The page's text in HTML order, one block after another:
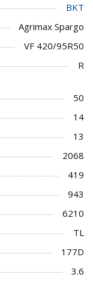
BKT
Agrimax Spargo
VF 420/95R50
R
50
14
13
2068
419
943
6210
TL
177D
3.6